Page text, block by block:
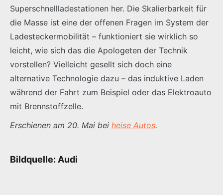
Superschnellladestationen her. Die Skalierbarkeit für
die Masse ist eine der offenen Fragen im System der
Ladesteckermobilität – funktioniert sie wirklich so
leicht, wie sich das die Apologeten der Technik
vorstellen? Vielleicht gesellt sich doch eine
alternative Technologie dazu – das induktive Laden
während der Fahrt zum Beispiel oder das Elektroauto
mit Brennstoffzelle.
Erschienen am 20. Mai bei heise Autos.
Bildquelle: Audi